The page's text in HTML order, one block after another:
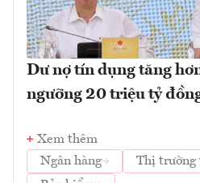
Dư nợ tín dụng tăng
ngưỡng 20 triệu tỷ
Xem thêm
Ngân hàng
Thị trường